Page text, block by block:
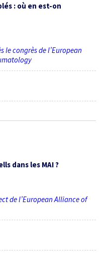
: où en est-on
le congrès de l’European
dans les MAI ?
de l’European Alliance of